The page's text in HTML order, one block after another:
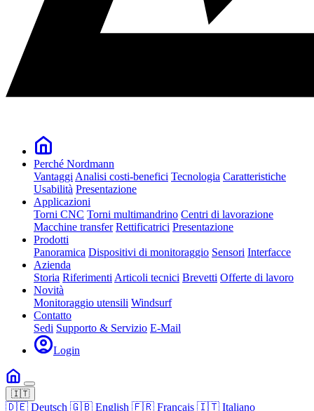
Perché Nordmann
Vantaggi Analisi costi-benefici Tecnologia Caratteristiche
Usabilità Presentazione
Applicazioni
Torni CNC Torni multimandrino Centri di lavorazione
Macchine transfer Rettificatrici Presentazione
Prodotti
Panoramica Dispositivi di monitoraggio Sensori Interfacce
Azienda
Storia Riferimenti Articoli tecnici Brevetti Offerte di lavoro
Novità
Monitoraggio utensili Windsurf
Contatto
Sedi Supporto & Servizio E-Mail
Login
🇮🇹
🇩🇪 Deutsch 🇬🇧 English 🇫🇷 Français 🇮🇹 Italiano